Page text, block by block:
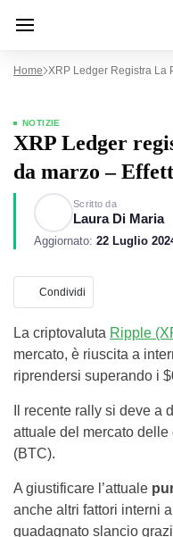
Home XRP Ledger Registra La
NOTIZIE
XRP Ledger
da marzo –
Scritto da
Laura Di Maria
Aggiornato: 22 Luglio
Condividi
La criptovaluta Ripple
mercato, è riuscita a
riprendersi superando i
Il recente rally si deve a
attuale del mercato
(BTC).
A giustificare l’attuale
anche altri fattori interni
guadagnato slancio